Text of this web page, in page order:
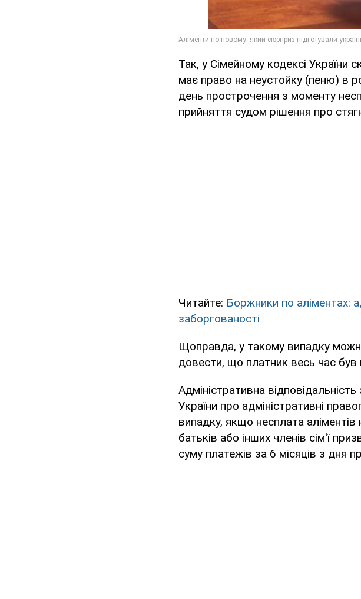
Так, у Сімейному кодексі України
має право на неустойку (пеню) в
день прострочення з моменту
прийняття судом рішення про
Читайте: Боржники по аліментах:
заборгованості
Щоправда, у такому випадку
довести, що платник весь час
Адміністративна
України про адміністративні
випадку, якщо несплата
батьків або інших членів сім'ї
суму платежів за 6 місяців з дня